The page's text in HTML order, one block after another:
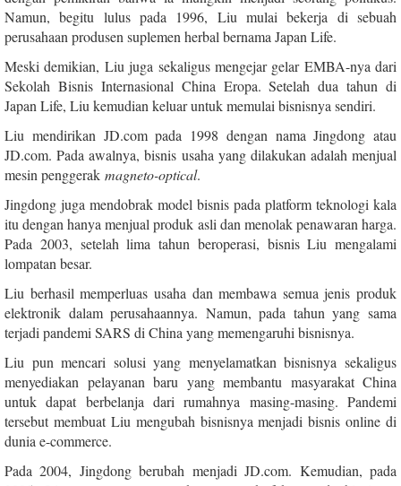
Namun, begitu lulus pada 1996, Liu mulai bekerja di sebuah
perusahaan produsen suplemen herbal bernama Japan Life.
Meski demikian, Liu juga sekaligus mengejar gelar EMBA-nya dari
Sekolah Bisnis Internasional China Eropa. Setelah dua tahun di
Japan Life, Liu kemudian keluar untuk memulai bisnisnya sendiri.
Liu mendirikan JD.com pada 1998 dengan nama Jingdong atau
JD.com. Pada awalnya, bisnis usaha yang dilakukan adalah menjual
mesin penggerak magneto-optical.
Jingdong juga mendobrak model bisnis pada platform teknologi kala
itu dengan hanya menjual produk asli dan menolak penawaran harga.
Pada 2003, setelah lima tahun beroperasi, bisnis Liu mengalami
lompatan besar.
Liu berhasil memperluas usaha dan membawa semua jenis produk
elektronik dalam perusahaannya. Namun, pada tahun yang sama
terjadi pandemi SARS di China yang memengaruhi bisnisnya.
Liu pun mencari solusi yang menyelamatkan bisnisnya sekaligus
menyediakan pelayanan baru yang membantu masyarakat China
untuk dapat berbelanja dari rumahnya masing-masing. Pandemi
tersebut membuat Liu mengubah bisnisnya menjadi bisnis online di
dunia e-commerce.
Pada 2004, Jingdong berubah menjadi JD.com. Kemudian, pada